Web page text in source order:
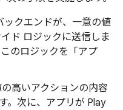
ックエンドが、一意の値
ド ロジックに送信しま
のロジックを「アプ
高いアクションの内容
。次に、アプリが Play